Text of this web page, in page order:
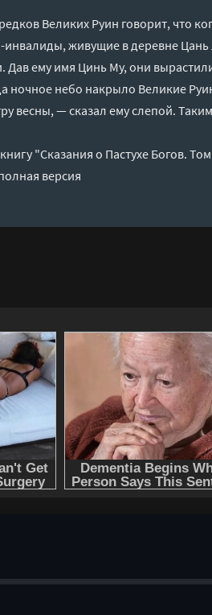
Великих Руин говорит, что
инвалиды, живущие в деревне
Дав ему имя Цинь Му, они
ночное небо накрыло Великие
весны, — сказал ему слепой.
"Сказания о Пастухе Богов.
версия